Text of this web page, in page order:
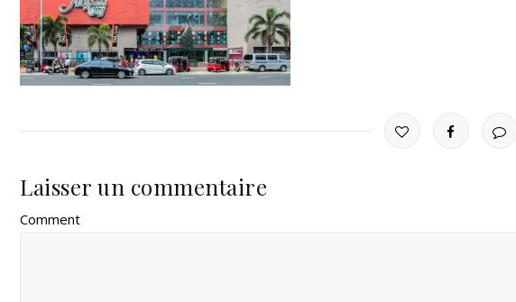
Laisser un commentaire
Comment